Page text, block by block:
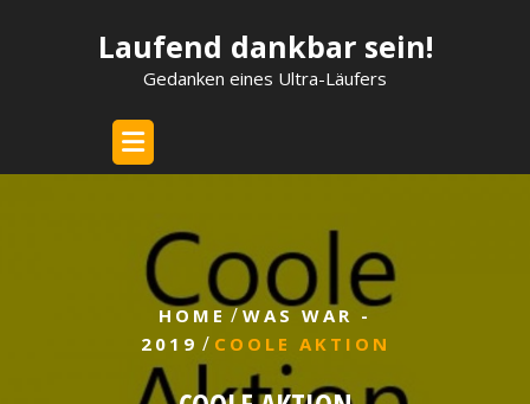
Laufend dankbar sein!
Gedanken eines Ultra-Läufers
HOME /WAS WAR -
2019 / COOLE AKTION